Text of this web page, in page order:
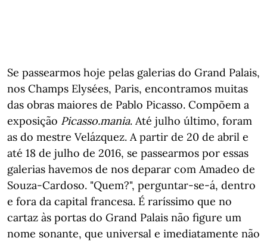
Se passearmos hoje pelas galerias do Grand Palais,
nos Champs Elysées, Paris, encontramos muitas
das obras maiores de Pablo Picasso. Compõem a
exposição Picasso.mania. Até julho último, foram
as do mestre Velázquez. A partir de 20 de abril e
até 18 de julho de 2016, se passearmos por essas
galerias havemos de nos deparar com Amadeo de
Souza-Cardoso. "Quem?", perguntar-se-á, dentro
e fora da capital francesa. É raríssimo que no
cartaz às portas do Grand Palais não figure um
nome sonante, que universal e imediatamente não